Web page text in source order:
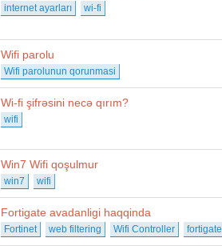
internet ayarları wi-fi
Wifi parolu
Wifi parolunun qorunmasi
Wi-fi şifrəsini necə qırım?
wifi
Win7 Wifi qoşulmur
win7 wifi
Fortigate avadanligi haqqinda
Fortinet web filtering Wifi Controller fortigate